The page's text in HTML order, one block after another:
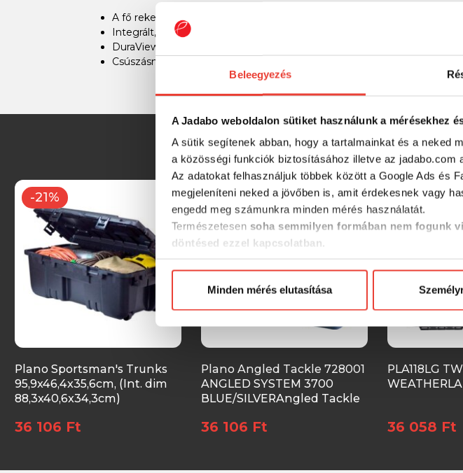
Beleegyezés
A Jadabo weboldalon sütiket használunk a mérésekhez
A sütik segítenek abban, hogy a tartalmainkat és a neked
a közösségi funkciók biztosításához illetve az jadabo.com
Az adatokat felhasználjuk többek között a Google Ads és
megjeleníteni neked a jövőben is, amit érdekesnek vagy
engedd meg számunkra minden mérés használatát.
Természetesen soha semmilyen formában nem fogunk
döntésed ezzel kapcsolatban.
Előre is köszönjük!
Minden mérés elutasítása
A fő rekeszben 15 fokos szögben állíthatunk dobozokat a könnyű
Integrált, bővíthető hátsó zseb
DuraView™ fedelek és ajtók
Csúszásmentes gumilábak
-21%
Plano Sportsman's Trunks
95,9x46,4x35,6cm, (Int. dim
88,3x40,6x34,3cm)
36 106 Ft
-21%
Plano Angled Tackle 728001
ANGLED SYSTEM 3700
BLUE/SILVERAngled Tackle
45,7x24,1x27,9cm, (3x 3650)
36 106 Ft
-21%
PLA118LG
36 058 Ft